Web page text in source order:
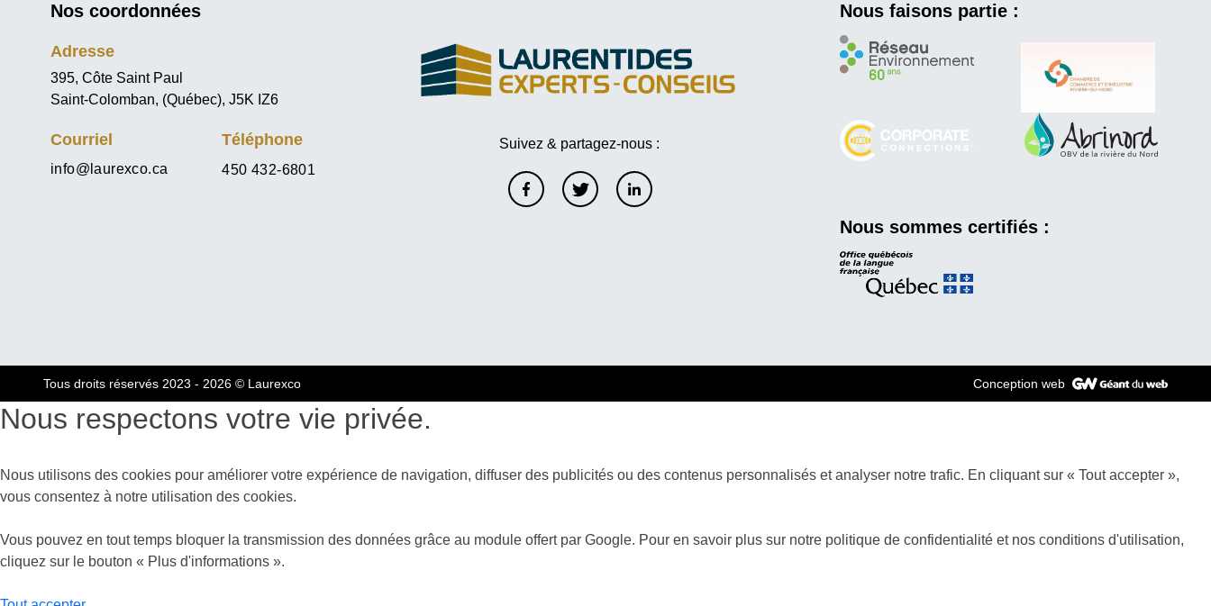
Nos coordonnées
Adresse
395, Côte Saint Paul
Saint-Colomban, (Québec), J5K IZ6
Courriel
info@laurexco.ca
Téléphone
450 432-6801
Suivez & partagez-nous :
Nous faisons partie :
Nous sommes certifiés :
Tous droits réservés 2023 - 2026 © Laurexco Conception web
Nous respectons votre vie privée.
Nous utilisons des cookies pour améliorer votre expérience de navigation, diffuser des publicités ou des contenus personnalisés et analyser notre trafic. En cliquant sur « Tout accepter »,
vous consentez à notre utilisation des cookies.
Vous pouvez en tout temps bloquer la transmission des données grâce au module offert par Google. Pour en savoir plus sur notre politique de confidentialité et nos conditions d'utilisation,
cliquez sur le bouton « Plus d'informations ».